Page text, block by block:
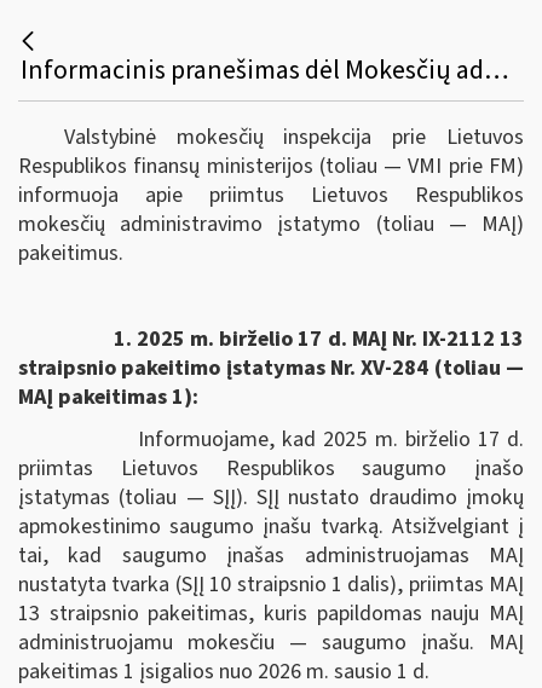
Informacinis pranešimas dėl Mokesčių administravimo įstatymo pakeitimo
Valstybinė mokesčių inspekcija prie Lietuvos
Respublikos finansų ministerijos (toliau — VMI prie FM)
informuoja apie priimtus Lietuvos Respublikos
mokesčių administravimo įstatymo (toliau — MAĮ)
pakeitimus.
1. 2025 m. birželio 17 d. MAĮ Nr. IX-2112 13
straipsnio pakeitimo įstatymas Nr. XV-284 (toliau —
MAĮ pakeitimas 1):
Informuojame, kad 2025 m. birželio 17 d.
priimtas Lietuvos Respublikos saugumo įnašo
įstatymas (toliau — SĮĮ). SĮĮ nustato draudimo įmokų
apmokestinimo saugumo įnašu tvarką. Atsižvelgiant į
tai, kad saugumo įnašas administruojamas MAĮ
nustatyta tvarka (SĮĮ 10 straipsnio 1 dalis), priimtas MAĮ
13 straipsnio pakeitimas, kuris papildomas nauju MAĮ
administruojamu mokesčiu — saugumo įnašu. MAĮ
pakeitimas 1 įsigalios nuo 2026 m. sausio 1 d.